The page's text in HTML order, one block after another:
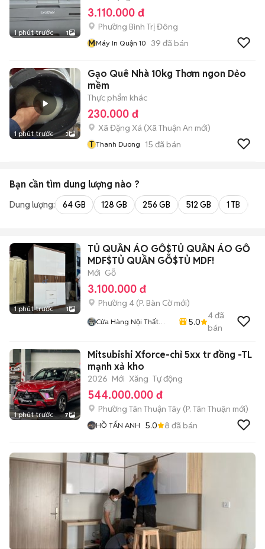
1 phút trước 1
3.110.000 đ
Phường Bình Trị Đông
MMáy In Quận 10 39 đã bán
1 phút trước 3
Gạo Quê Nhà 10kg Thơm ngon Dẻo
mềm
Thực phẩm khác
230.000 đ
Xã Đặng Xá (Xã Thuận An mới)
T Thanh Duong 15 đã bán
Bạn cần tìm dung lượng nào ?
Dung lượng: 64 GB 128 GB 256 GB 512 GB 1 TB
1 phút trước 1
TỦ QUẦN ÁO GỖ$TỦ QUẦN ÁO GỖ
MDF$TỦ QUẦN GỖ$TỦ MDF!
Mới Gỗ
3.100.000 đ
Phường 4 (P. Bàn Cờmới)
Cửa Hàng Nội Thất
5.0
4đã
bán
1 phút trước 7
Mitsubishi Xforce-chỉ 5xx tr đồng -TL
mạnh xả kho
2026 Mới Xăng Tự động
544.000.000 đ
Phường Tân Thuận Tây (P. Tân Thuận mới)
HỒ TẤN ANH 5.0 8 đã bán